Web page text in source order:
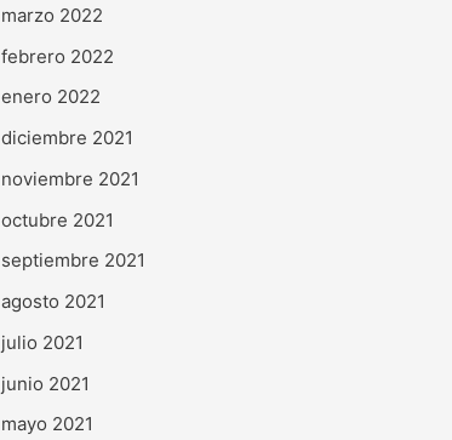
marzo 2022
febrero 2022
enero 2022
diciembre 2021
noviembre 2021
octubre 2021
septiembre 2021
agosto 2021
julio 2021
junio 2021
mayo 2021